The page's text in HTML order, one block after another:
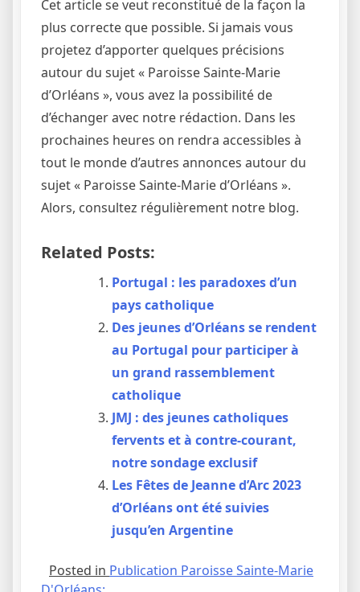
Cet article se veut reconstitué de la façon la
plus correcte que possible. Si jamais vous
projetez d’apporter quelques précisions
autour du sujet « Paroisse Sainte-Marie
d’Orléans », vous avez la possibilité de
d’échanger avec notre rédaction. Dans les
prochaines heures on rendra accessibles à
tout le monde d’autres annonces autour du
sujet « Paroisse Sainte-Marie d’Orléans ».
Alors, consultez régulièrement notre blog.
Related Posts:
Portugal : les paradoxes d’un
pays catholique
Des jeunes d’Orléans se rendent
au Portugal pour participer à
un grand rassemblement
catholique
JMJ : des jeunes catholiques
fervents et à contre-courant,
notre sondage exclusif
Les Fêtes de Jeanne d’Arc 2023
d’Orléans ont été suivies
jusqu’en Argentine
Posted in Publication Paroisse Sainte-Marie